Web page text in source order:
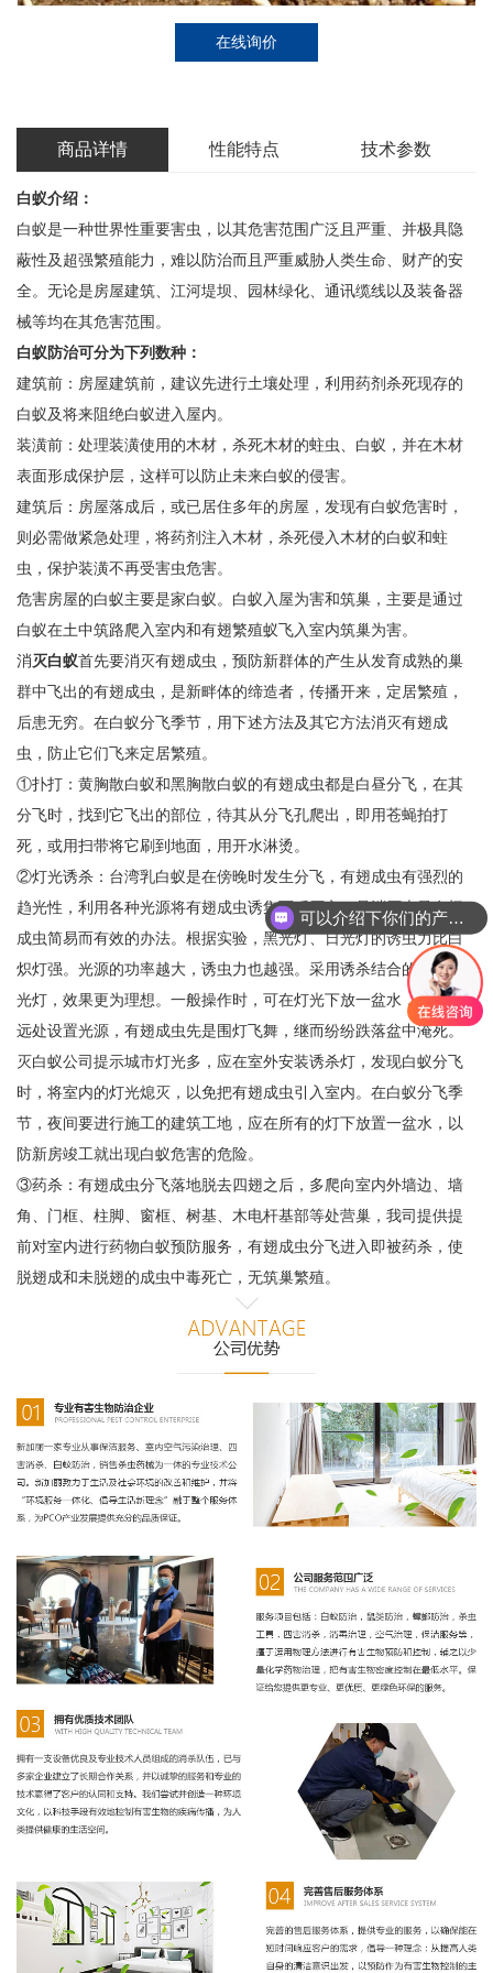
在线询价
商品详情 性能特点 技术参数
白蚁介绍：
白蚁是一种世界性重要害虫，以其危害范围广泛且严重、并极具隐
蔽性及超强繁殖能力，难以防治而且严重威胁人类生命、财产的安
全。无论是房屋建筑、江河堤坝、园林绿化、通讯缆线以及装备器
械等均在其危害范围。
白蚁防治可分为下列数种：
建筑前：房屋建筑前，建议先进行土壤处理，利用药剂杀死现存的
白蚁及将来阻绝白蚁进入屋内。
装潢前：处理装潢使用的木材，杀死木材的蛀虫、白蚁，并在木材
表面形成保护层，这样可以防止未来白蚁的侵害。
建筑后：房屋落成后，或已居住多年的房屋，发现有白蚁危害时，
则必需做紧急处理，将药剂注入木材，杀死侵入木材的白蚁和蛀
虫，保护装潢不再受害虫危害。
危害房屋的白蚁主要是家白蚁。白蚁入屋为害和筑巢，主要是通过
白蚁在土中筑路爬入室内和有翅繁殖蚁飞入室内筑巢为害。
消 灭白蚁首先要消灭有翅成虫，预防新群体的产生从发育成熟的巢
群中飞出的有翅成虫，是新畔体的缔造者，传播开来，定居繁殖，
后患无穷。在白蚁分飞季节，用下述方法及其它方法消灭有翅成
虫，防止它们飞来定居繁殖。
①扑打：黄胸散白蚁和黑胸散白蚁的有翅成虫都是白昼分飞，在其
分飞时，找到它飞出的部位，待其从分飞孔爬出，即用苍蝇拍打
死，或用扫带将它刷到地面，用开水淋烫。
②灯光诱杀：台湾乳白蚁是在傍晚时发生分飞，有翅成虫有强烈的
趋光性，利用各种光源将有翅成虫诱集而歼灭之，是消灭大量有翅
成虫简易而有效的办法。根据实验，黑光灯、日光灯的诱虫力比白
炽灯强。光源的功率越大，诱虫力也越强。采用诱杀结合的高压黑
光灯，效果更为理想。一般操作时，可在灯光下放一盆水，盆上不
远处设置光源，有翅成虫先是围灯飞舞，继而纷纷跌落盆中淹死。
灭白蚁公司提示城市灯光多，应在室外安装诱杀灯，发现白蚁分飞
时，将室内的灯光熄灭，以免把有翅成虫引入室内。在白蚁分飞季
节，夜间要进行施工的建筑工地，应在所有的灯下放置一盆水，以
防新房竣工就出现白蚁危害的危险。
③药杀：有翅成虫分飞落地脱去四翅之后，多爬向室内外墙边、墙
角、门框、柱脚、窗框、树基、木电杆基部等处营巢，我司提供提
前对室内进行药物白蚁预防服务，有翅成虫分飞进入即被药杀，使
脱翅成和未脱翅的成虫中毒死亡，无筑巢繁殖。
可以介绍下你们的产品么